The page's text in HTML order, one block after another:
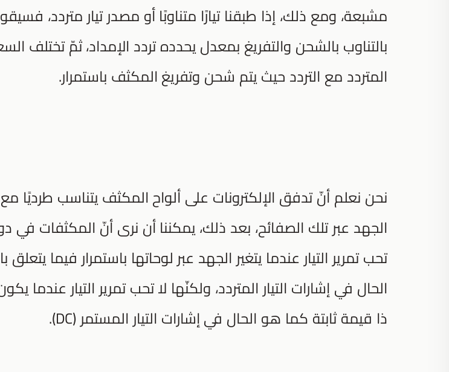
مشبعة، ومع ذلك، إذا طبقنا تيارًا متناوبًا أو مصدر تيار متردد،
بالتناوب بالشحن والتفريغ بمعدل يحدده تردد الإمداد، ثمّ تختلف
المتردد مع التردد حيث يتم شحن وتفريغ المكثف باستمرار.
نحن نعلم أنّ تدفق الإلكترونات على ألواح المكثف يتناسب طرديًا
الجهد عبر تلك الصفائح، بعد ذلك، يمكننا أن نرى أنّ المكثفات في
تحب تمرير التيار عندما يتغير الجهد عبر لوحاتها باستمرار فيما
الحال في إشارات التيار المتردد، ولكنّها لا تحب تمرير التيار عندما
ذا قيمة ثابتة كما هو الحال في إشارات التيار المستمر (DC).